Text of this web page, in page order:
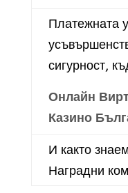
Платежната
сигурност,
Онлайн
Казино
И както
Наградни